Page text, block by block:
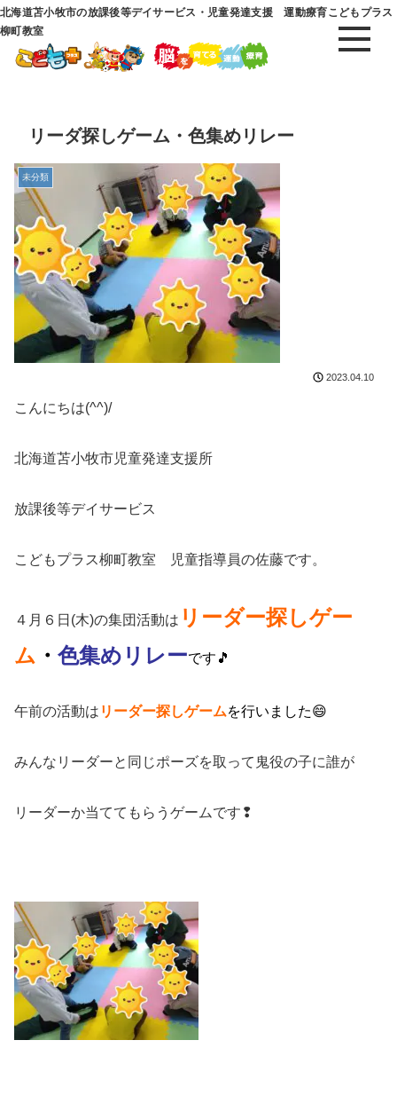
北海道苫小牧市の放課後等デイサービス・児童発達支援 運動療育こどもプラス
柳町教室
リーダ探しゲーム・色集めリレー
未分類
2023.04.10
こんにちは(^^)/
北海道苫小牧市児童発達支援所
放課後等デイサービス
こどもプラス柳町教室 児童指導員の佐藤です。
４月６日(木)の集団活動は リーダー探しゲー
ム ・ 色集めリレーです🎵
午前の活動は リーダー探しゲームを行いました😄
みんなリーダーと同じポーズを取って鬼役の子に誰が
リーダーか当ててもらうゲームです❢